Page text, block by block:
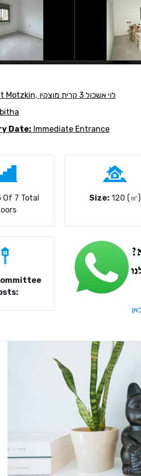
Kiryat Motzkin, לוי אשכול 3 קרית מוצקין
Date: Immediate Entrance
Of 7 Total
Size: 120 (㎡)